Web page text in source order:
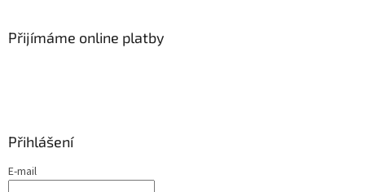
Přijímáme online platby
Přihlášení
E-mail